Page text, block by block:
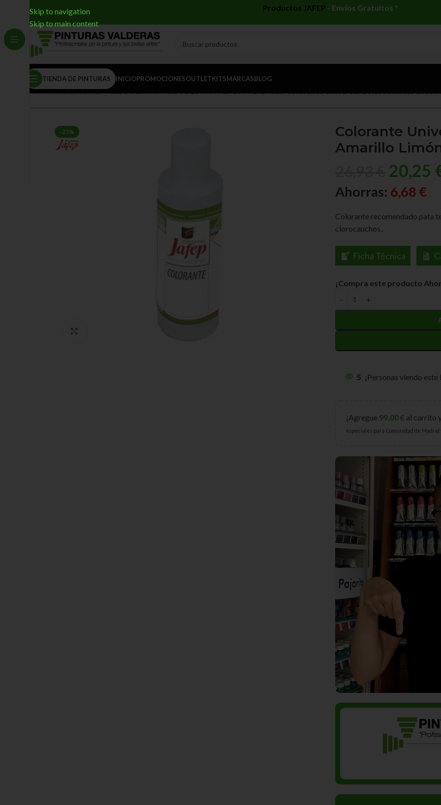
Skip to navigation
Skip to main content
Productos JAFEP - Envíos Gratuitos *
TIENDA DE PINTURAS INICIOPROMOCIONESOUTLETKITSMARCASBLOG
Inicio/AUXILIARES
-25%
Colorante
Amarillo
20,25
Ahorras: 6,68 €
Colorante recomendado pata
clorocauchos..
Ficha Técnica
¡Compra este producto
5 ¡Personas viendo
¡Agregue 99,00€ al carrito
especiales para Comunidad de Madrid